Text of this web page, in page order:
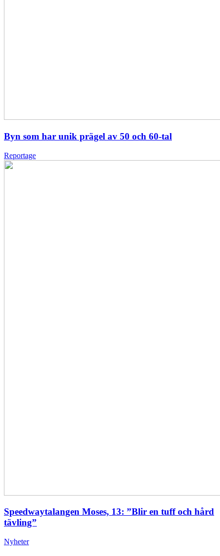
Byn som har unik prägel av 50 och 60-tal
Reportage
Speedwaytalangen Moses, 13: ”Blir en tuff och hård
tävling”
Nyheter